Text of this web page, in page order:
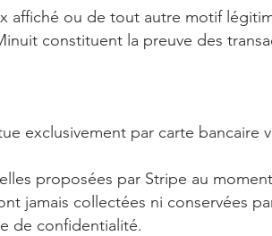
affiché ou de tout autre motif
constituent la preuve des
exclusivement par carte bancaire
proposées par Stripe au
jamais collectées ni conservées
de confidentialité.